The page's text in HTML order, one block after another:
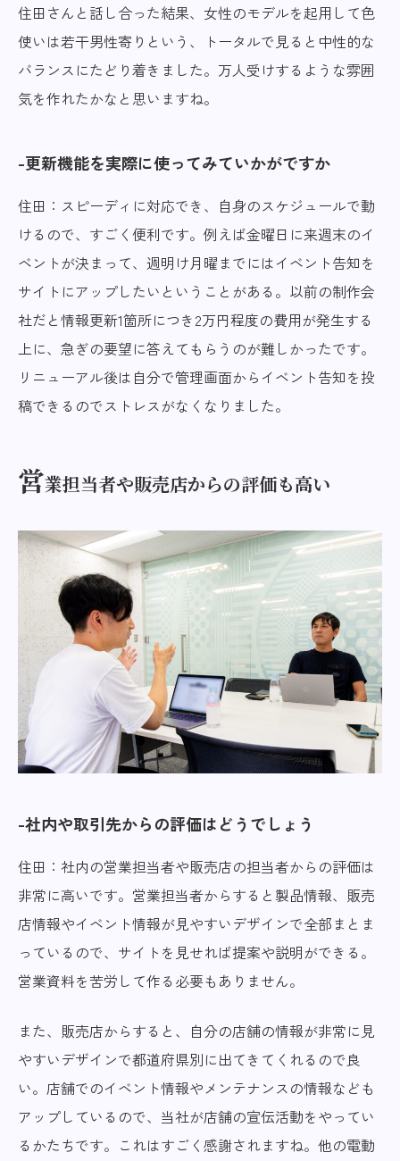
住田さんと話し合った結果、女性のモデルを起用して色
使いは若干男性寄りという、トータルで見ると中性的な
バランスにたどり着きました。万人受けするような雰囲
気を作れたかなと思いますね。
更新機能を実際に使ってみていかがですか
住田：スピーディに対応でき、自身のスケジュールで動
けるので、すごく便利です。例えば金曜日に来週末のイ
ベントが決まって、週明け月曜までにはイベント告知を
サイトにアップしたいということがある。以前の制作会
社だと情報更新1箇所につき2万円程度の費用が発生する
上に、急ぎの要望に答えてもらうのが難しかったです。
リニューアル後は自分で管理画面からイベント告知を投
稿できるのでストレスがなくなりました。
営業担当者や販売店からの評価も高い
社内や取引先からの評価はどうでしょう
住田：社内の営業担当者や販売店の担当者からの評価は
非常に高いです。営業担当者からすると製品情報、販売
店情報やイベント情報が見やすいデザインで全部まとま
っているので、サイトを見せれば提案や説明ができる。
営業資料を苦労して作る必要もありません。
また、販売店からすると、自分の店舗の情報が非常に見
やすいデザインで都道府県別に出てきてくれるので良
い。店舗でのイベント情報やメンテナンスの情報なども
アップしているので、当社が店舗の宣伝活動をやってい
るかたちです。これはすごく感謝されますね。他の電動